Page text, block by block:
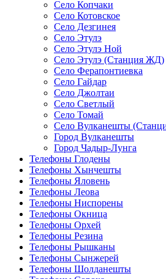
Село Копчаки
Село Котовское
Село Дезгинея
Село Этулэ
Село Этулэ Ной
Село Этулэ (Станция ЖД)
Село Ферапонтиевка
Село Гайдар
Село Джолтаи
Село Светлый
Село Томай
Село Вулканешты
Город Вулканешты
Город Чадыр-Лунга
Телефоны Глодены
Телефоны Хынчешты
Телефоны Яловень
Телефоны Леова
Телефоны Ниспорены
Телефоны Окница
Телефоны Орхей
Телефоны Резина
Телефоны Рышканы
Телефоны Сынжерей
Телефоны Шолданешты